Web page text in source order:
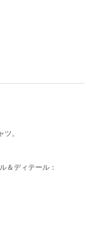
。
＆ディテール：